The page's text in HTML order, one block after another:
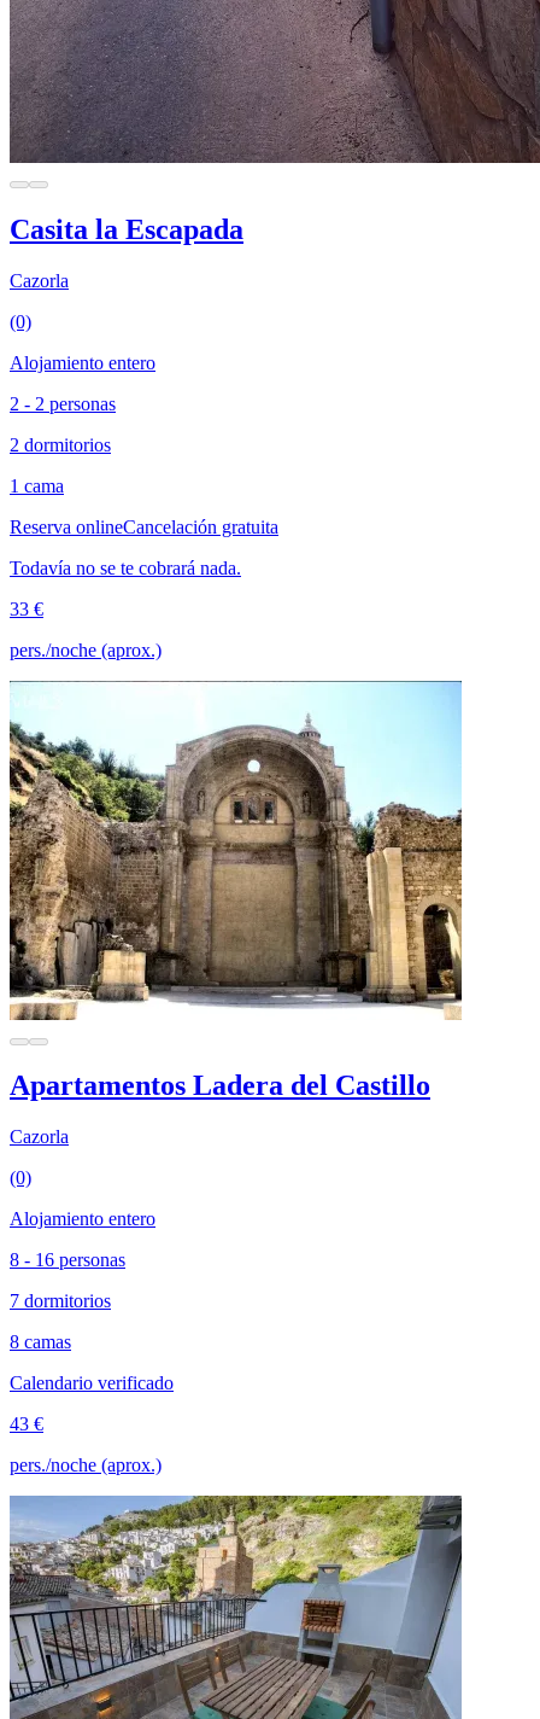
Casita la Escapada
Cazorla
(0)
Alojamiento entero
2 - 2 personas
2 dormitorios
1 cama
Reserva onlineCancelación gratuita
Todavía no se te cobrará nada.
33 €
pers./noche (aprox.)
Apartamentos Ladera del Castillo
Cazorla
(0)
Alojamiento entero
8 - 16 personas
7 dormitorios
8 camas
Calendario verificado
43 €
pers./noche (aprox.)